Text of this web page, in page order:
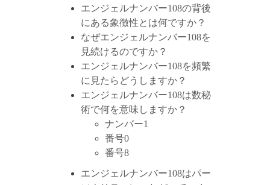
エンジェルナンバー108の背後
にある象徴性とは何ですか？
なぜエンジェルナンバー108を
見続けるのですか？
エンジェルナンバー108を頻繁
に見たらどうしますか？
エンジェルナンバー108は数秘
術で何を意味しますか？
ナンバー1
番号0
番号8
エンジェルナンバー108はパー